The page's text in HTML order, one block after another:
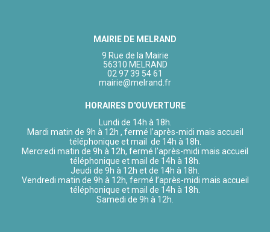
MAIRIE DE MELRAND
9 Rue de la Mairie
56310 MELRAND
02 97 39 54 61
mairie@melrand.fr
HORAIRES D'OUVERTURE
Lundi de 14h à 18h.
Mardi matin de 9h à 12h , fermé l’après-midi mais accueil
téléphonique et mail de 14h à 18h.
Mercredi matin de 9h à 12h, fermé l’après-midi mais accueil
téléphonique et mail de 14h à 18h.
Jeudi de 9h à 12h et de 14h à 18h.
Vendredi matin de 9h à 12h, fermé l’après-midi mais accueil
téléphonique et mail de 14h à 18h.
Samedi de 9h à 12h.